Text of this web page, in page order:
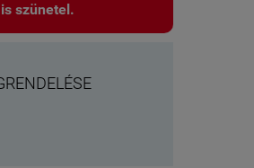
szünetel.